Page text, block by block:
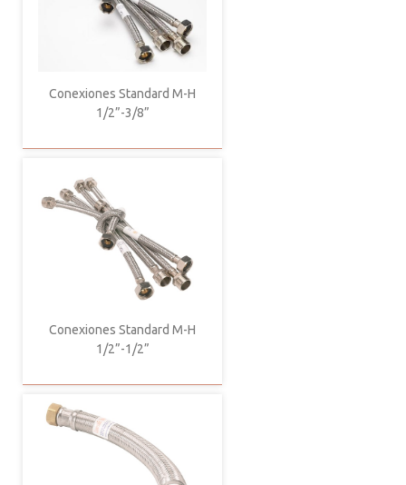
Conexiones Standard M-H
1/2”-3/8”
Conexiones Standard M-H
1/2”-1/2”